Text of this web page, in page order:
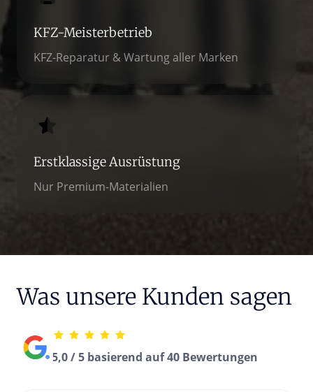
KFZ-Meisterbetrieb
KFZ-Reparatur & Wartung aller Marken
Erstklassige Ausrüstung
Nur Premium-Materialien
Was unsere Kunden sagen
5,0 / 5 basierend auf 40 Bewertungen